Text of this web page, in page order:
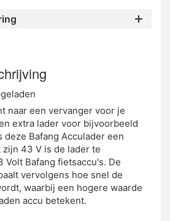
naar een vervanger voor je
extra lader voor bijvoorbeeld
deze Bafang Acculader een
43 V is de lader te
Bafang fietsaccu's. De
vervolgens hoe snel de
waarbij een hogere waarde
accu betekent.